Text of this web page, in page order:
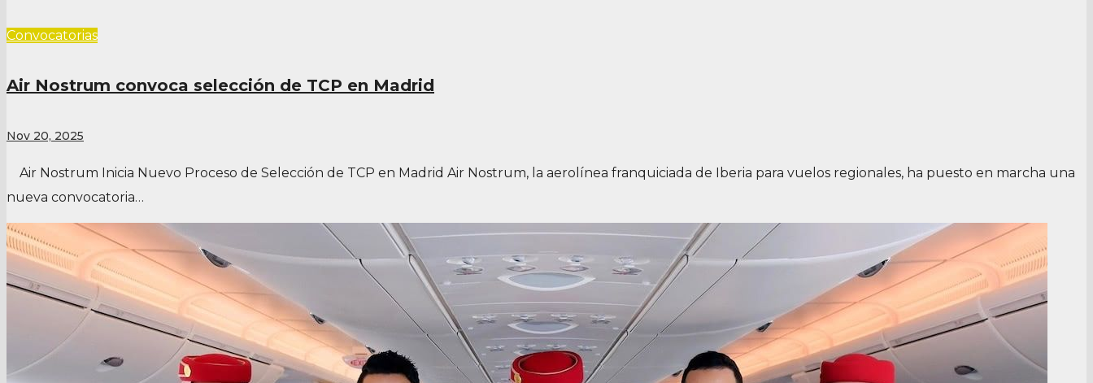
Convocatorias
Air Nostrum convoca selección de TCP en Madrid
Nov 20, 2025
Air Nostrum Inicia Nuevo Proceso de Selección de TCP en Madrid Air Nostrum, la aerolínea franquiciada de Iberia para vuelos regionales, ha puesto en marcha una
nueva convocatoria…